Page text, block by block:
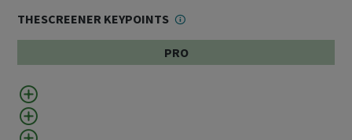
THESCREENER KEYPOINTS
PRO